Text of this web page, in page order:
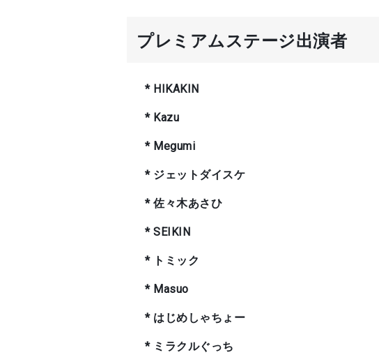
プレミアムステージ出演者
* HIKAKIN
* Kazu
* Megumi
* ジェットダイスケ
* 佐々木あさひ
* SEIKIN
* トミック
* Masuo
* はじめしゃちょー
* ミラクルぐっち